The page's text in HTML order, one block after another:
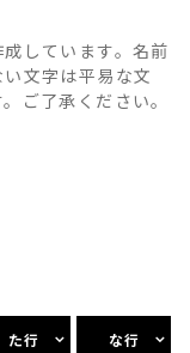
しています。名前
文字は平易な文
ご了承ください。
た行 な行